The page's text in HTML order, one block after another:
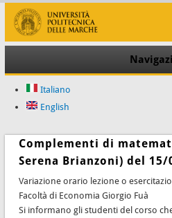
Italiano
English
Complementi di
Serena Brianzoni) del
Variazione orario lezione o
Facoltà di Economia Giorgio Fuà
Si informano gli studenti del corso